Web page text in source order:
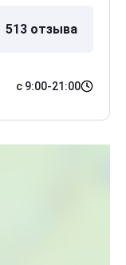
513 отзыва
с 9:00-21:00